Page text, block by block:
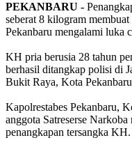
PEKANBARU -
seberat 8 kilogram
Pekanbaru mengalami luka
KH pria berusia 28 tahun
berhasil ditangkap polisi di
Bukit Raya, Kota
Kapolrestabes Pekanbaru,
anggota Satreserse Narkoba
penangkapan tersangka KH.